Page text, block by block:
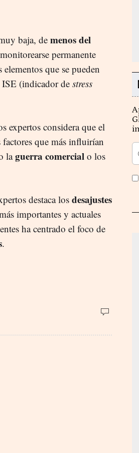
baja, de menos del
permanente
que se pueden
ISE (indicador de stress
expertos considera que el
que más influirían
laguerra comercial o los
destaca los desajustes
importantes y actuales
ha centrado el foco de
.